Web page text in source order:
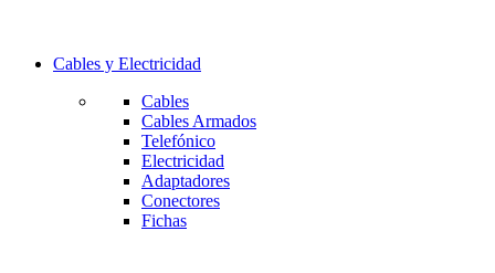
Cables y Electricidad
Cables
Cables Armados
Telefónico
Electricidad
Adaptadores
Conectores
Fichas